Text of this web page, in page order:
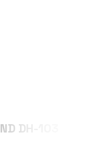
DH-103